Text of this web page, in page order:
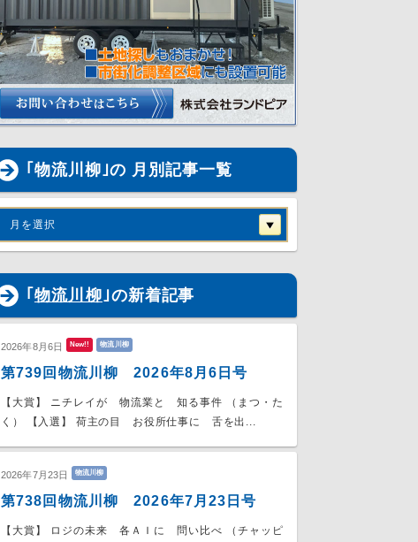
｢物流川柳｣の 月別記事一覧
月を選択
｢ 物流川柳 ｣の新着記事
2026年8月6日 New!! 物流川柳
第739回物流川柳 2026年8月6日号
【大賞】 ニチレイが 物流業と 知る事件 （まつ・た
く） 【入選】 荷主の目 お役所仕事に 舌を出...
2026年7月23日 物流川柳
第738回物流川柳 2026年7月23日号
【大賞】 ロジの未来 各ＡＩに 問い比べ （チャッピ